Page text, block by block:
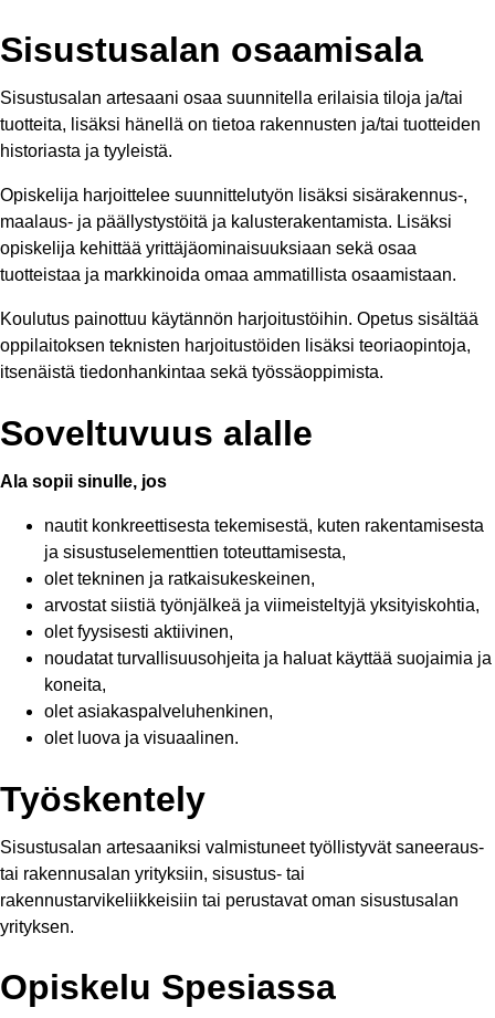
Sisustusalan osaamisala
Sisustusalan artesaani osaa suunnitella erilaisia tiloja ja/tai
tuotteita, lisäksi hänellä on tietoa rakennusten ja/tai tuotteiden
historiasta ja tyyleistä.
Opiskelija harjoittelee suunnittelutyön lisäksi sisärakennus-,
maalaus- ja päällystystöitä ja kalusterakentamista. Lisäksi
opiskelija kehittää yrittäjäominaisuuksiaan sekä osaa
tuotteistaa ja markkinoida omaa ammatillista osaamistaan.
Koulutus painottuu käytännön harjoitustöihin. Opetus sisältää
oppilaitoksen teknisten harjoitustöiden lisäksi teoriaopintoja,
itsenäistä tiedonhankintaa sekä työssäoppimista.
Soveltuvuus alalle
Ala sopii sinulle, jos
nautit konkreettisesta tekemisestä, kuten rakentamisesta
ja sisustuselementtien toteuttamisesta,
olet tekninen ja ratkaisukeskeinen,
arvostat siistiä työnjälkeä ja viimeisteltyjä yksityiskohtia,
olet fyysisesti aktiivinen,
noudatat turvallisuusohjeita ja haluat käyttää suojaimia ja
koneita,
olet asiakaspalveluhenkinen,
olet luova ja visuaalinen.
Työskentely
Sisustusalan artesaaniksi valmistuneet työllistyvät saneeraus-
tai rakennusalan yrityksiin, sisustus- tai
rakennustarvikeliikkeisiin tai perustavat oman sisustusalan
yrityksen.
Opiskelu Spesiassa